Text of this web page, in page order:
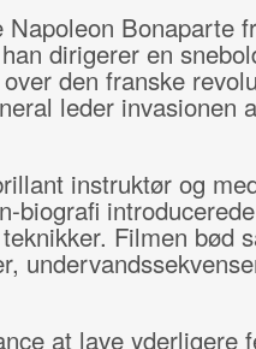
Bonaparte
dirigerer en
den franske
leder invasionen
instruktør og
biografi
Filmen bød
at lave yderligere